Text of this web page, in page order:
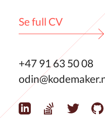
Se full CV
+47 91 63 50 08